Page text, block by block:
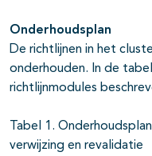
Onderhoudsplan
De richtlijnen in het
onderhouden. In de
richtlijnmodules
Tabel 1.
verwijzing en revalidatie